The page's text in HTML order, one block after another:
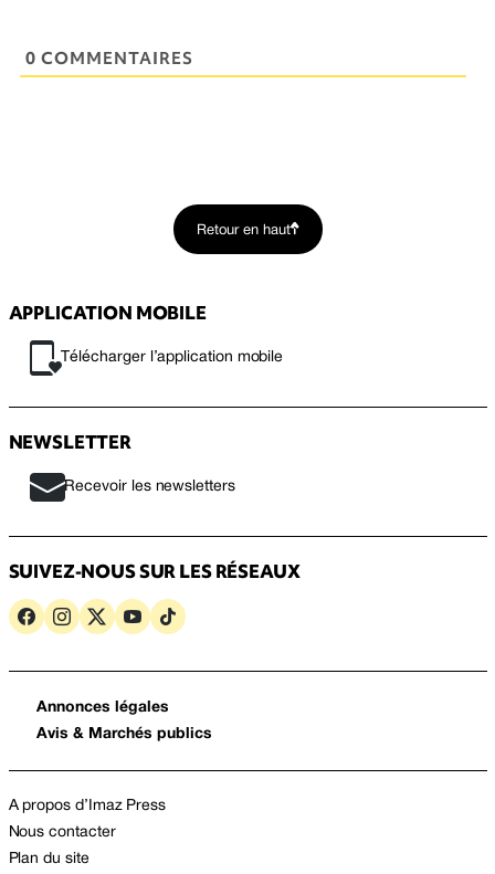
0 COMMENTAIRES
Retour en haut
APPLICATION MOBILE
Télécharger l’application mobile
NEWSLETTER
Recevoir les newsletters
SUIVEZ-NOUS SUR LES RÉSEAUX
Annonces légales
Avis & Marchés publics
A propos d’Imaz Press
Nous contacter
Plan du site